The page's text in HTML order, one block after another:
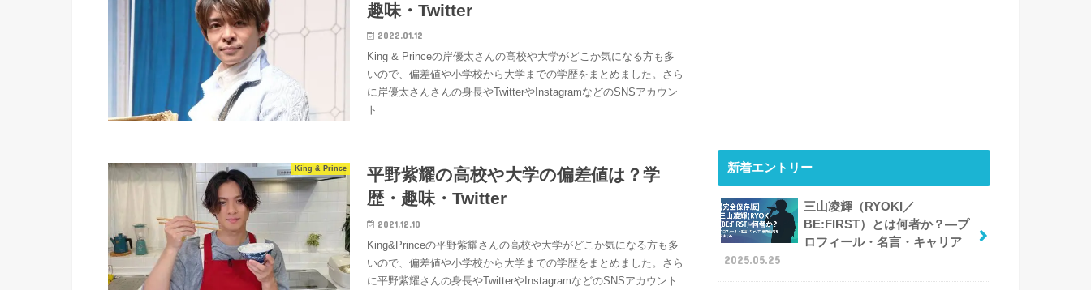
趣味・Twitter
2022.01.12
King & Princeの岸優太さんの高校や大学がどこか気になる方も多
いので、偏差値や小学校から大学までの学歴をまとめました。さら
に岸優太さんさんの身長やTwitterやInstagramなどのSNSアカウン
ト…
King & Prince
平野紫耀の高校や大学の偏差値は？学
歴・趣味・Twitter
2021.12.10
King&Princeの平野紫耀さんの高校や大学がどこか気になる方も多
いので、偏差値や小学校から大学までの学歴をまとめました。さら
に平野紫耀さんの身長やTwitterやInstagramなどのSNSアカウント
新着エントリー
三山凌輝（RYOKI／
BE:FIRST）とは何者か？―プ
ロフィール・名言・キャリア
2025.05.25